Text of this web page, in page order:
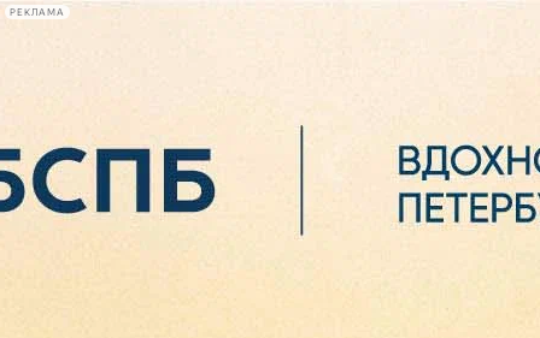
РЕКЛАМА
Сегодня:
2026.08.07